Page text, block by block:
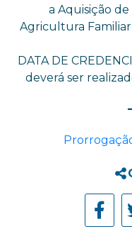
a Aquisição
Agricultura
DATA DE
deverá ser